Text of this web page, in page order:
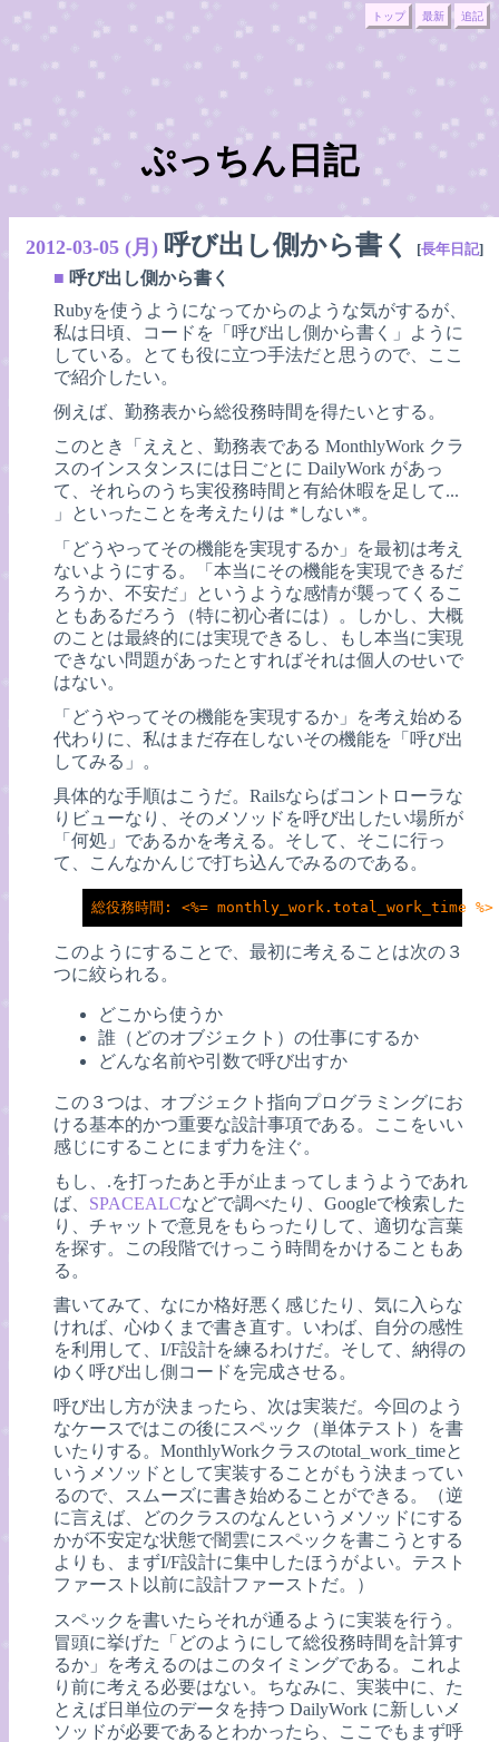
トップ 最新 追記
ぷっちん日記
2012-03-05 (月) 呼び出し側から書く [長年日記]
■ 呼び出し側から書く
Rubyを使うようになってからのような気がするが、
私は日頃、コードを「呼び出し側から書く」ように
している。とても役に立つ手法だと思うので、ここ
で紹介したい。
例えば、勤務表から総役務時間を得たいとする。
このとき「ええと、勤務表である MonthlyWork クラ
スのインスタンスには日ごとに DailyWork があっ
て、それらのうち実役務時間と有給休暇を足して...
」といったことを考えたりは *しない*。
「どうやってその機能を実現するか」を最初は考え
ないようにする。「本当にその機能を実現できるだ
ろうか、不安だ」というような感情が襲ってくるこ
ともあるだろう（特に初心者には）。しかし、大概
のことは最終的には実現できるし、もし本当に実現
できない問題があったとすればそれは個人のせいで
はない。
「どうやってその機能を実現するか」を考え始める
代わりに、私はまだ存在しないその機能を「呼び出
してみる」。
具体的な手順はこうだ。Railsならばコントローラな
りビューなり、そのメソッドを呼び出したい場所が
「何処」であるかを考える。そして、そこに行っ
て、こんなかんじで打ち込んでみるのである。
総役務時間: <%= monthly_work.total_work_time %>
このようにすることで、最初に考えることは次の３
つに絞られる。
どこから使うか
誰（どのオブジェクト）の仕事にするか
どんな名前や引数で呼び出すか
この３つは、オブジェクト指向プログラミングにお
ける基本的かつ重要な設計事項である。ここをいい
感じにすることにまず力を注ぐ。
もし、.を打ったあと手が止まってしまうようであれ
ば、 SPACEALCなどで調べたり、Googleで検索した
り、チャットで意見をもらったりして、適切な言葉
を探す。この段階でけっこう時間をかけることもあ
る。
書いてみて、なにか格好悪く感じたり、気に入らな
ければ、心ゆくまで書き直す。いわば、自分の感性
を利用して、I/F設計を練るわけだ。そして、納得の
ゆく呼び出し側コードを完成させる。
呼び出し方が決まったら、次は実装だ。今回のよう
なケースではこの後にスペック（単体テスト）を書
いたりする。MonthlyWorkクラスのtotal_work_timeと
いうメソッドとして実装することがもう決まってい
るので、スムーズに書き始めることができる。（逆
に言えば、どのクラスのなんというメソッドにする
かが不安定な状態で闇雲にスペックを書こうとする
よりも、まずI/F設計に集中したほうがよい。テスト
ファースト以前に設計ファーストだ。）
スペックを書いたらそれが通るように実装を行う。
冒頭に挙げた「どのようにして総役務時間を計算す
るか」を考えるのはこのタイミングである。これよ
り前に考える必要はない。ちなみに、実装中に、た
とえば日単位のデータを持つ DailyWork に新しいメ
ソッドが必要であるとわかったら、ここでもまず呼